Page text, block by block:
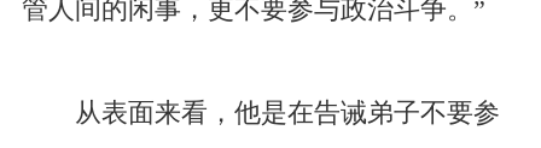
管人间的闲事，更不要参与政治斗争。”
从表面来看，他是在告诫弟子不要参